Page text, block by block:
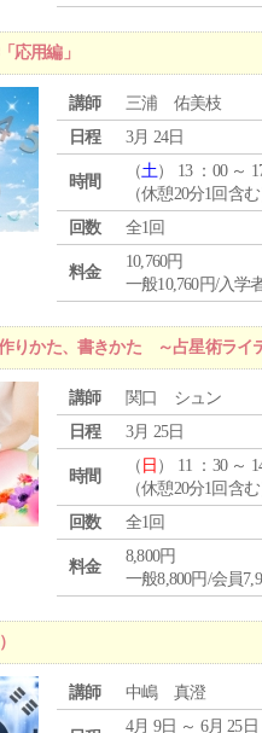
応用編」
講師
三浦 佑美枝
日程
3月 24日
時間
（土） 13 ：00 ～
（休憩20分1回含む
回数
全1回
料金
10,760円
一般10,760円/入学
作りかた、書きかた ～占星術ライ
講師
関口 シュン
日程
3月 25日
時間
（ 日 ） 11 ：30 ～
（休憩20分1回含む
回数
全1回
料金
8,800円
一般8,800円/会員
講師 中嶋 真澄
4月 9日 ～ 6月 25日